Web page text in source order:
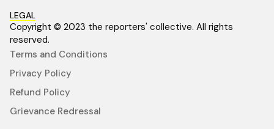
LEGAL
Copyright © 2023 the reporters' collective. All rights
reserved.
Terms and Conditions
Privacy Policy
Refund Policy
Grievance Redressal